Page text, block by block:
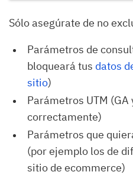
Sólo asegúrate de no
Parámetros de
bloqueará tus datos
sitio)
Parámetros UTM
correctamente)
Parámetros que
(por ejemplo los de
sitio de ecommerce)